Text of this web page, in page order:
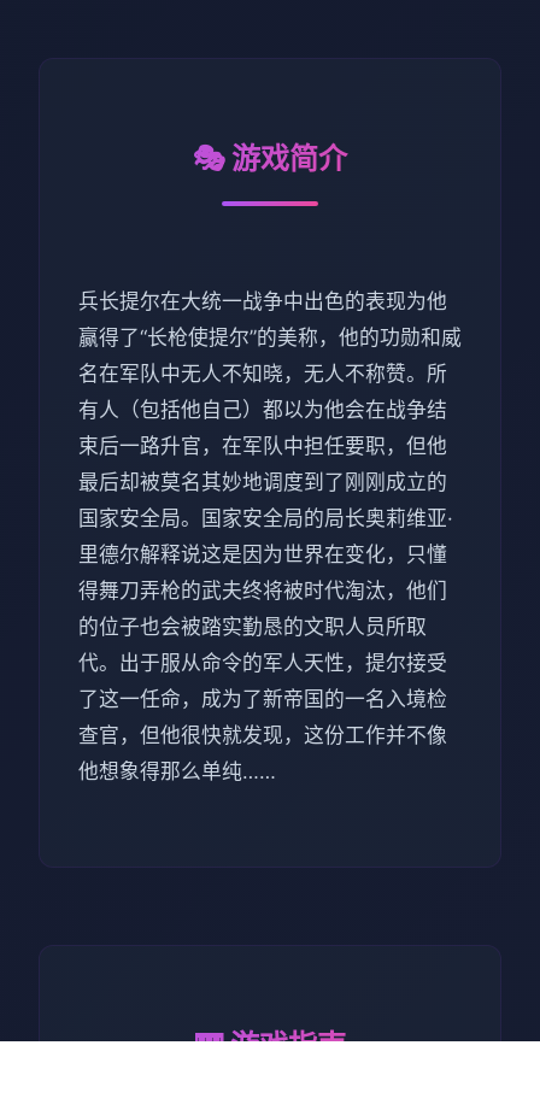
🎭 游戏简介
兵长提尔在大统一战争中出色的表现为他
赢得了“长枪使提尔”的美称，他的功勋和威
名在军队中无人不知晓，无人不称赞。所
有人（包括他自己）都以为他会在战争结
束后一路升官，在军队中担任要职，但他
最后却被莫名其妙地调度到了刚刚成立的
国家安全局。国家安全局的局长奥莉维亚·
里德尔解释说这是因为世界在变化，只懂
得舞刀弄枪的武夫终将被时代淘汰，他们
的位子也会被踏实勤恳的文职人员所取
代。出于服从命令的军人天性，提尔接受
了这一任命，成为了新帝国的一名入境检
查官，但他很快就发现，这份工作并不像
他想象得那么单纯……
🎹 游戏指南